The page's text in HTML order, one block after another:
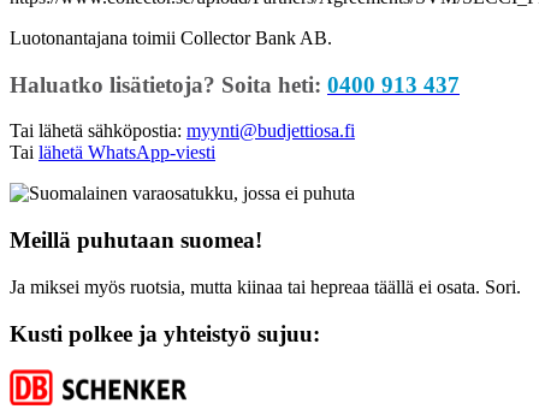
Luotonantajana toimii Collector Bank AB.
Haluatko lisätietoja? Soita heti: 0400 913 437
Tai lähetä sähköpostia: myynti@budjettiosa.fi
Tai lähetä WhatsApp-viesti
Meillä puhutaan suomea!
Ja miksei myös ruotsia, mutta kiinaa tai hepreaa täällä ei osata. Sori.
Kusti polkee ja yhteistyö sujuu: